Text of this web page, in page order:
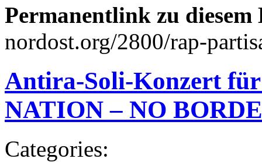
Permanentlink zu
nordost.org/2800/rap-
Antira-Soli-Konzert
NATION – NO
Categories: